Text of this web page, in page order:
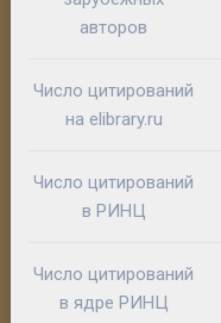
авторов
Число цитирований
на elibrary.ru
Число цитирований
в РИНЦ
Число цитирований
в ядре РИНЦ